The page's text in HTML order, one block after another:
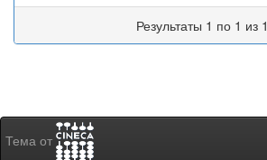
Результаты 1 по 1 из 1
Тема от